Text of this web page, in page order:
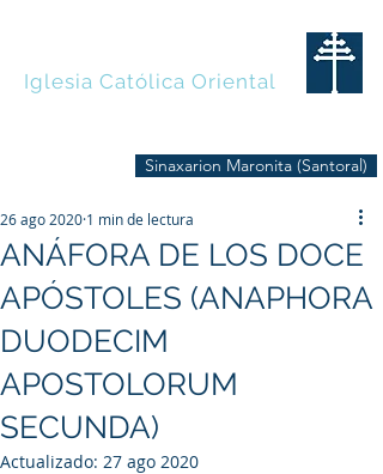
Iglesia Católica Oriental
Sinaxarion Maronita (Santoral)
ANÁFORA DE LOS DOCE
APÓSTOLES (ANAPHORA
DUODECIM
APOSTOLORUM
SECUNDA)
26 ago 2020 1 min de lectura
Actualizado: 27 ago 2020